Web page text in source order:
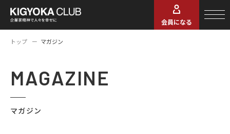
会員になる
トップ マガジン
MAGAZINE
マガジン